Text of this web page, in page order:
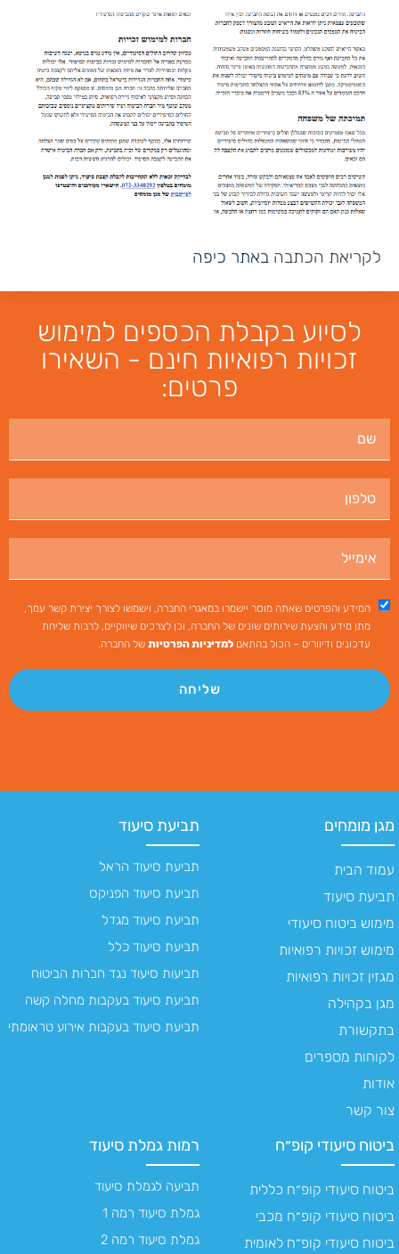
לקריאת הכתבה באתר כיפה
לסיוע בקבלת הכספים למימוש
זכויות רפואיות חינם - השאירו
פרטים:
המידע והפרטים שאתה מוסר יישמרו במאגרי החברה, וישמשו לצורך יצירת קשר עמך,
מתן מידע והצעת שירותים שונים של החברה, וכן לצרכים שיווקיים, לרבות שליחת
עדכונים ודיוורים – הכול בהתאםלמדיניות הפרטיות של החברה.
שליחה
מגן מומחים
עמוד הבית
תביעת סיעוד
מימוש ביטוח סיעודי
מימוש זכויות רפואיות
מגזין זכויות רפואיות
מגן בקהילה
בתקשורת
לקוחות מספרים
אודות
צור קשר
תביעת סיעוד
תביעת סיעוד הראל
תביעת סיעוד הפניקס
תביעת סיעוד מגדל
תביעת סיעוד כלל
תביעות סיעוד נגד חברות הביטוח
תביעת סיעוד בעקבות מחלה קשה
תביעת סיעוד בעקבות אירוע טראומתי
ביטוח סיעודי קופ״ח
ביטוח סיעודי קופ״ח כללית
ביטוח סיעודי קופ״ח מכבי
ביטוח סיעודי קופ״ח לאומית
רמות גמלת סיעוד
תביעה לגמלת סיעוד
גמלת סיעוד רמה 1
גמלת סיעוד רמה 2